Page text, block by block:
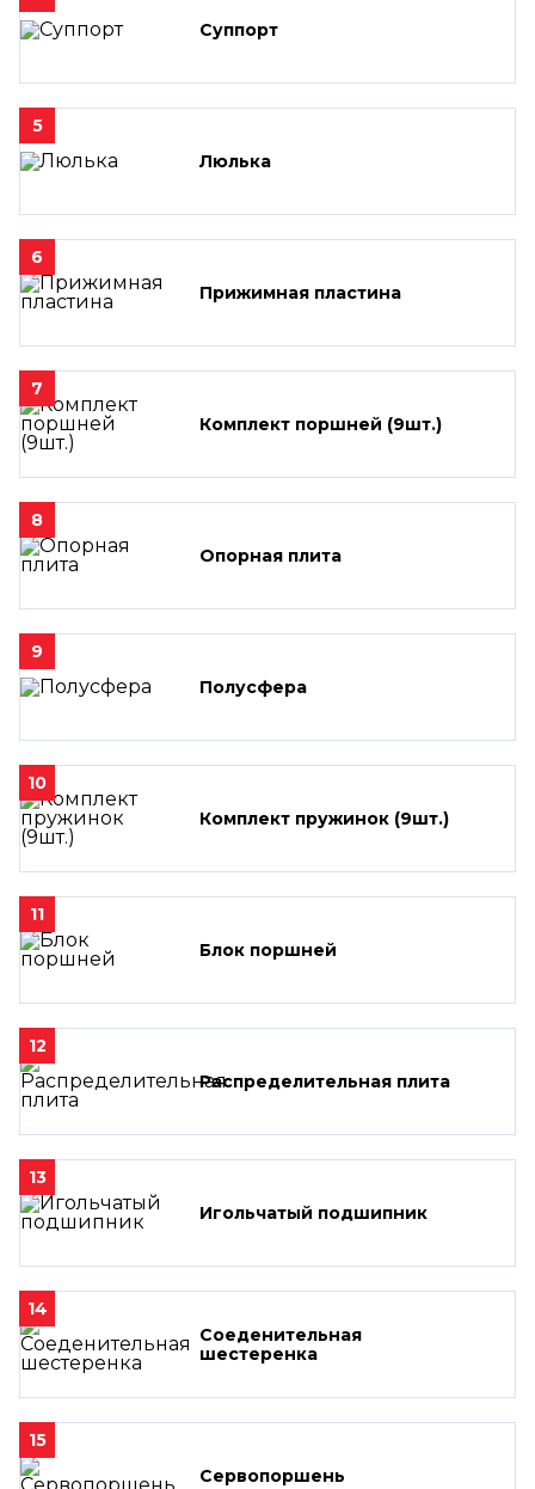
Суппорт
5
Люлька
6
Прижимная пластина
7
Комплект поршней (9шт.)
8
Опорная плита
9
Полусфера
10
Комплект пружинок (9шт.)
11
Блок поршней
12
Распределительная плита
13
Игольчатый подшипник
14
Соеденительная
шестеренка
15
Сервопоршень